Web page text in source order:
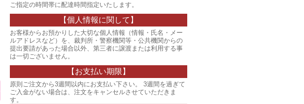
ご指定の時間帯に配達時間指定いたします。
【個人情報に関して】
お客様からお預かりした大切な個人情報（情報・氏名・メー
ルアドレスなど）を、裁判所・警察機関等・公共機関からの
提出要請があった場合以外、第三者に譲渡または利用する事
は一切ございません。
【お支払い期限】
原則ご注文から3週間以内にお支払い下さい。 3週間を過ぎて
ご入金がない場合は、注文をキャンセルさせていただきま
す。